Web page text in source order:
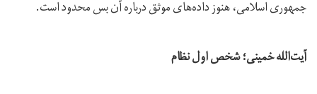
جمهوری اسلامی، هنوز داده‌های موثق درباره آن بس محدود است.
آیت‌الله خمینی؛ شخص اول نظام